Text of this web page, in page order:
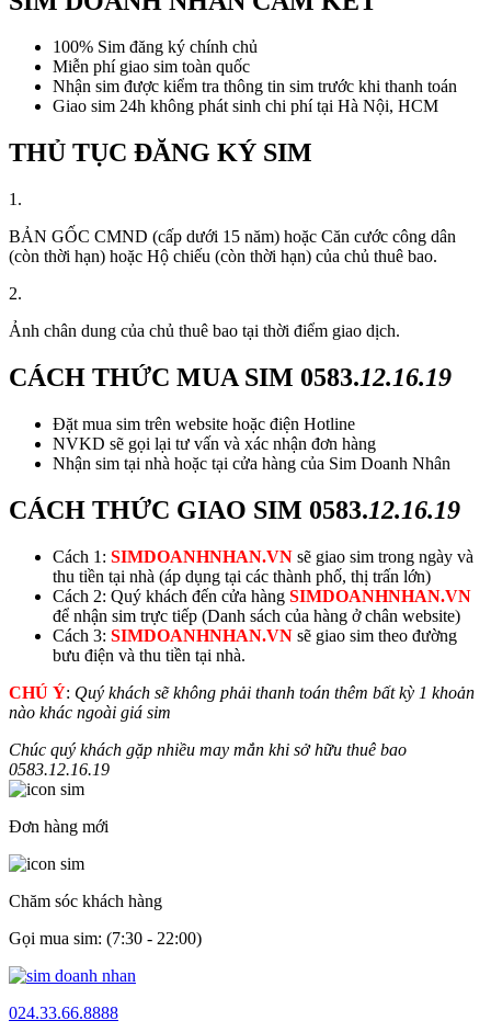
100% Sim đăng ký chính chủ
Miễn phí giao sim toàn quốc
Nhận sim được kiểm tra thông tin sim trước khi thanh toán
Giao sim 24h không phát sinh chi phí tại Hà Nội, HCM
THỦ TỤC ĐĂNG KÝ SIM
1.
BẢN GỐC CMND (cấp dưới 15 năm) hoặc Căn cước công dân
(còn thời hạn) hoặc Hộ chiếu (còn thời hạn) của chủ thuê bao.
2.
Ảnh chân dung của chủ thuê bao tại thời điểm giao dịch.
CÁCH THỨC MUA SIM 0583.12.16.19
Đặt mua sim trên website hoặc điện Hotline
NVKD sẽ gọi lại tư vấn và xác nhận đơn hàng
Nhận sim tại nhà hoặc tại cửa hàng của Sim Doanh Nhân
CÁCH THỨC GIAO SIM 0583.12.16.19
Cách 1: SIMDOANHNHAN.VN sẽ giao sim trong ngày và
thu tiền tại nhà (áp dụng tại các thành phố, thị trấn lớn)
Cách 2: Quý khách đến cửa hàng SIMDOANHNHAN.VN
để nhận sim trực tiếp (Danh sách của hàng ở chân website)
Cách 3: SIMDOANHNHAN.VN sẽ giao sim theo đường
bưu điện và thu tiền tại nhà.
CHÚ Ý: Quý khách sẽ không phải thanh toán thêm bất kỳ 1 khoản
nào khác ngoài giá sim
Chúc quý khách gặp nhiều may mắn khi sở hữu thuê bao
0583.12.16.19
Đơn hàng mới
Chăm sóc khách hàng
Gọi mua sim: (7:30 - 22:00)
024.33.66.8888